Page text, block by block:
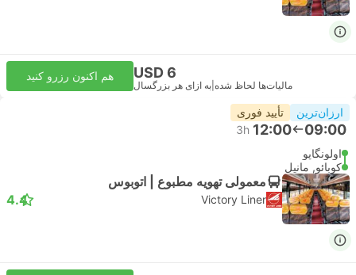
USD 6
مالیات‌ها لحاظ شده به ازای هر بزرگسال
هم اکنون رزرو کنید
ارزان‌ترین تأیید فوری
09:00
12:00
3h
اولونگاپو
کوبائو, مانیل
معمولی تهویه مطبوع | اتوبوس
Victory Liner
4.4